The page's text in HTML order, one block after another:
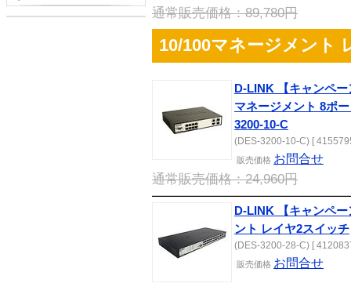
通常販売価格：89,780円
10/100マネージメント
D-LINK 【キャンペ
マネージメント 8ポ
3200-10-C
(DES-3200-10-C) [
販売価格 お問合せ
通常販売価格：24,960円
D-LINK 【キャンペ
ント レイヤ2スイッチ
(DES-3200-28-C) [
販売価格 お問合せ